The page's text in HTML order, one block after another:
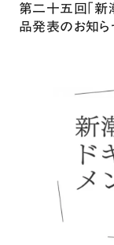
第二十五回「新
品発表のお知